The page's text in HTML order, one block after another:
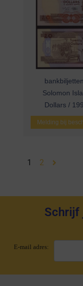
Solomon
Dollars /
Melding bij
1 2
Schrijf
E-mail adres: